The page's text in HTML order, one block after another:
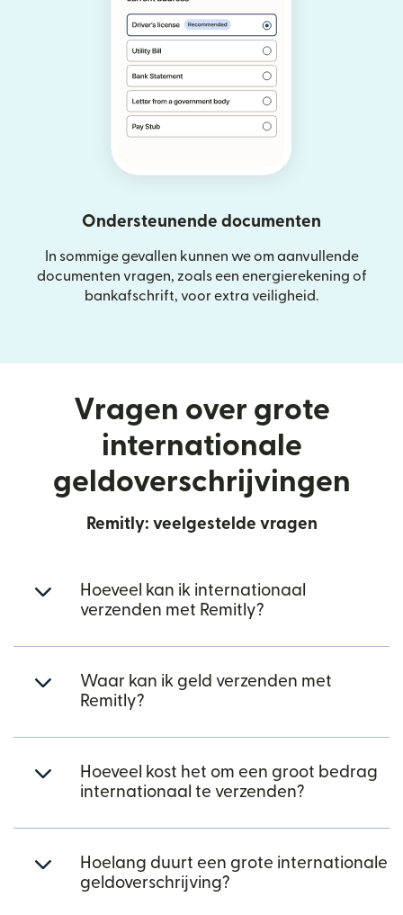
Ondersteunende documenten
In sommige gevallen kunnen we om aanvullende
documenten vragen, zoals een energierekening of
bankafschrift, voor extra veiligheid.
Vragen over grote
internationale
geldoverschrijvingen
Remitly: veelgestelde vragen
Hoeveel kan ik internationaal
verzenden met Remitly?
Waar kan ik geld verzenden met
Remitly?
Hoeveel kost het om een groot bedrag
internationaal te verzenden?
Hoelang duurt een grote internationale
geldoverschrijving?